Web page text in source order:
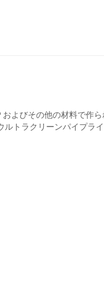
およびその他の材料で作
ルトラクリーンパイプラ